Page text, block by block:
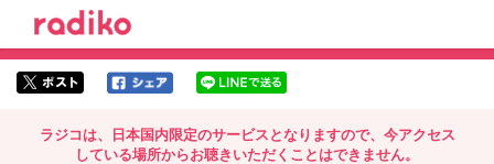
ラジコは、日本国内限定のサービスとなりますので、 今アクセス
している場所からお聴きいただくことはできません。